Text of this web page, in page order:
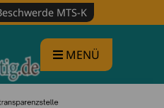
MTS-K
MENÜ